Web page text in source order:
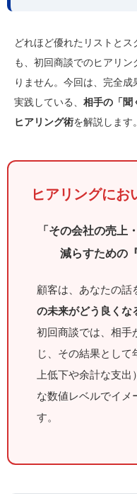
どれほど優れたリストと
も、初回商談でのヒアリ
りません。今回は、完全
実践している、 相手の「聞
ヒアリング術を解説します。
ヒアリングにお
「その会社の売上
減らすための
顧客は、あなたの話
の未来がどう良くな
初回商談では、相手
じ、その結果とし
上低下や余計な支
な数値レベルでイメ
す。